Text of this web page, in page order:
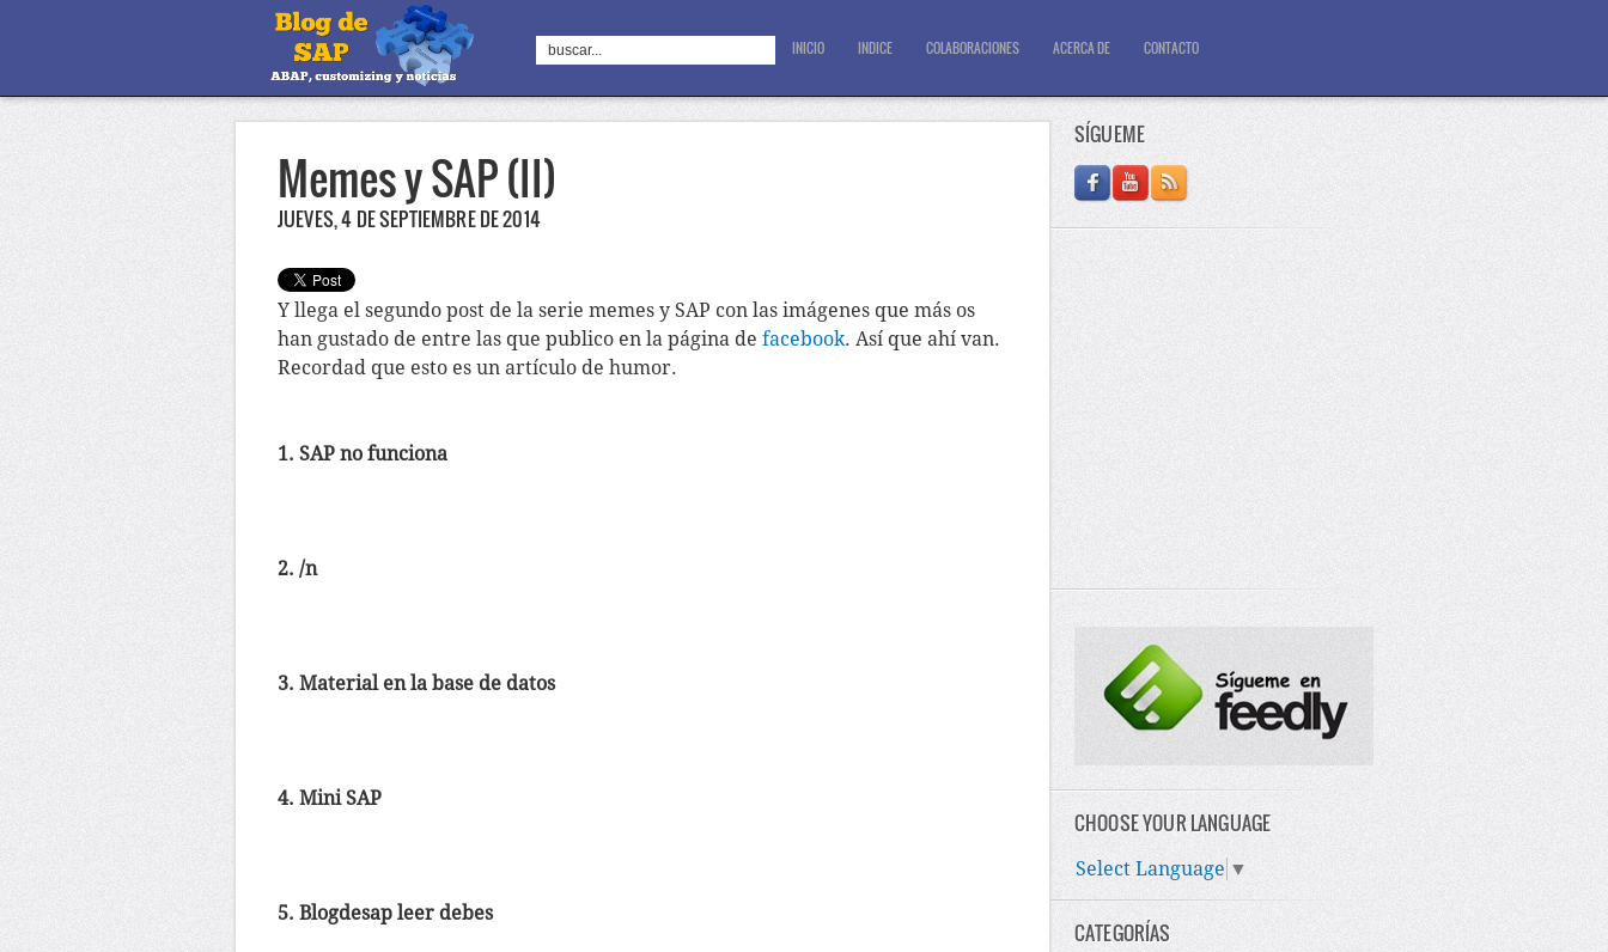
INICIO INDICE COLABORACIONES ACERCA DE CONTACTO
Memes y SAP (II)
JUEVES, 4 DE SEPTIEMBRE DE 2014
Y llega el segundo post de la serie memes y SAP con las imágenes que más os
han gustado de entre las que publico en la página de facebook. Así que ahí van.
Recordad que esto es un artículo de humor.
1. SAP no funciona
2. /n
3. Material en la base de datos
4. Mini SAP
5. Blogdesap leer debes
SÍGUEME
CHOOSE YOUR LANGUAGE
Select Language ▼
CATEGORÍAS